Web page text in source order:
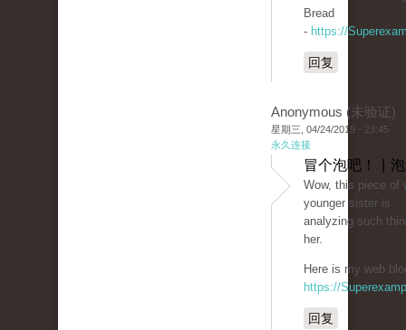
Bread
- https://
回复
Anonymous (未验证)
星期三, 04/24/2019 - 23:45
永久连接
冒个泡吧！ |
Wow, this piece of
younger sister is
analyzing such
her.
Here is my web
https://
回复